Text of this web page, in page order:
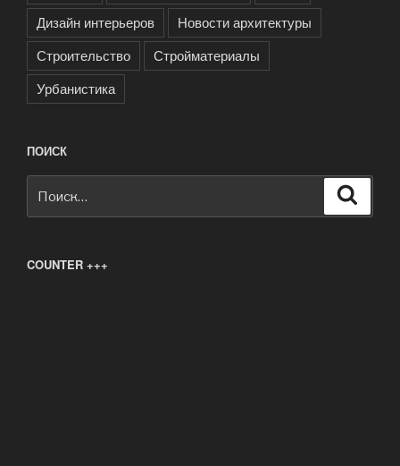
Дизайн интерьеров
Новости архитектуры
Строительство
Стройматериалы
Урбанистика
ПОИСК
COUNTER +++